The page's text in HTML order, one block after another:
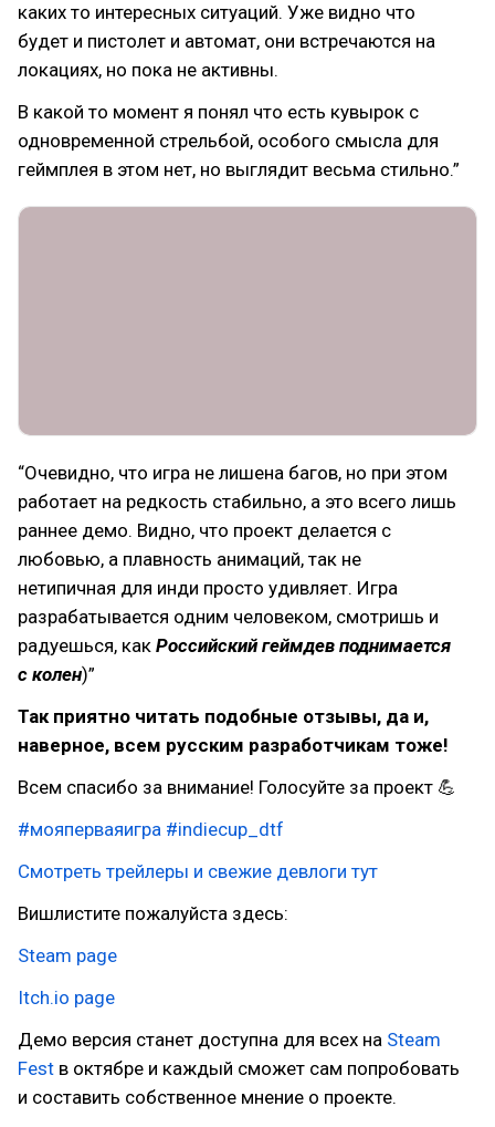
каких то интересных ситуаций. Уже видно что
будет и пистолет и автомат, они встречаются на
локациях, но пока не активны.
В какой то момент я понял что есть кувырок с
одновременной стрельбой, особого смысла для
геймплея в этом нет, но выглядит весьма стильно.”
“Очевидно, что игра не лишена багов, но при этом
работает на редкость стабильно, а это всего лишь
раннее демо. Видно, что проект делается с
любовью, а плавность анимаций, так не
нетипичная для инди просто удивляет. Игра
разрабатывается одним человеком, смотришь и
радуешься, как Российский геймдев поднимается
с колен)”
Так приятно читать подобные отзывы, да и,
наверное, всем русским разработчикам тоже!
Всем спасибо за внимание! Голосуйте за проект 💪
#мояперваяигра #indiecup_dtf
Смотреть трейлеры и свежие девлоги тут
Вишлистите пожалуйста здесь:
Steam page
Itch.io page
Демо версия станет доступна для всех на Steam
Fest в октябре и каждый сможет сам попробовать
и составить собственное мнение о проекте.